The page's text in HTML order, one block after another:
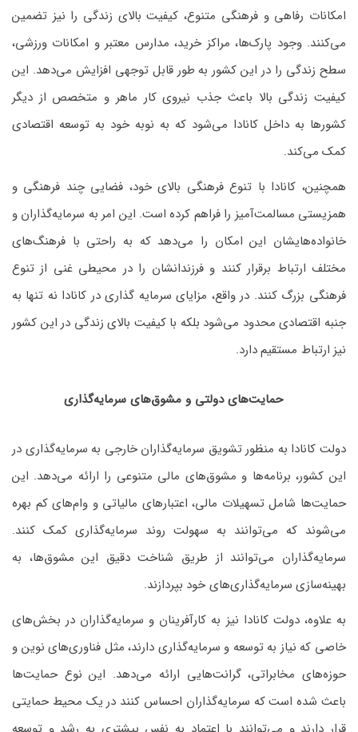
امکانات رفاهی و فرهنگی متنوع، کیفیت بالای زندگی را نیز تضمین
می‌کنند. وجود پارک‌ها، مراکز خرید، مدارس معتبر و امکانات ورزشی،
سطح زندگی را در این کشور به طور قابل توجهی افزایش می‌دهد. این
کیفیت زندگی بالا باعث جذب نیروی کار ماهر و متخصص از دیگر
کشورها به داخل کانادا می‌شود که به نوبه خود به توسعه اقتصادی
کمک می‌کند.
همچنین، کانادا با تنوع فرهنگی بالای خود، فضایی چند فرهنگی و
همزیستی مسالمت‌آمیز را فراهم کرده است. این امر به سرمایه‌گذاران و
خانواده‌هایشان این امکان را می‌دهد که به راحتی با فرهنگ‌های
مختلف ارتباط برقرار کنند و فرزندانشان را در محیطی غنی از تنوع
فرهنگی بزرگ کنند. در واقع، مزایای سرمایه گذاری در کانادا نه تنها به
جنبه اقتصادی محدود می‌شود بلکه با کیفیت بالای زندگی در این کشور
نیز ارتباط مستقیم دارد.
حمایت‌های دولتی و مشوق‌های سرمایه‌گذاری
دولت کانادا به منظور تشویق سرمایه‌گذاران خارجی به سرمایه‌گذاری در
این کشور، برنامه‌ها و مشوق‌های مالی متنوعی را ارائه می‌دهد. این
حمایت‌ها شامل تسهیلات مالی، اعتبارهای مالیاتی و وام‌های کم بهره
می‌شوند که می‌توانند به سهولت روند سرمایه‌گذاری کمک کنند.
سرمایه‌گذاران می‌توانند از طریق شناخت دقیق این مشوق‌ها، به
بهینه‌سازی سرمایه‌گذاری‌های خود بپردازند.
به علاوه، دولت کانادا نیز به کارآفرینان و سرمایه‌گذاران در بخش‌های
خاصی که نیاز به توسعه و سرمایه‌گذاری دارند، مثل فناوری‌های نوین و
حوزه‌های مخابراتی، گرانت‌هایی ارائه می‌دهد. این نوع حمایت‌ها
باعث شده است که سرمایه‌گذاران احساس کنند در یک محیط حمایتی